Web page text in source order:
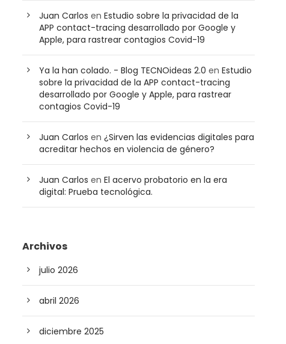
Juan Carlos enEstudio sobre la privacidad de la
APP contact-tracing desarrollado por Google y
Apple, para rastrear contagios Covid-19
Ya la han colado. - Blog TECNOideas 2.0 enEstudio
sobre la privacidad de la APP contact-tracing
desarrollado por Google y Apple, para rastrear
contagios Covid-19
Juan Carlos en¿Sirven las evidencias digitales para
acreditar hechos en violencia de género?
Juan Carlos enEl acervo probatorio en la era
digital: Prueba tecnológica.
Archivos
julio 2026
abril 2026
diciembre 2025